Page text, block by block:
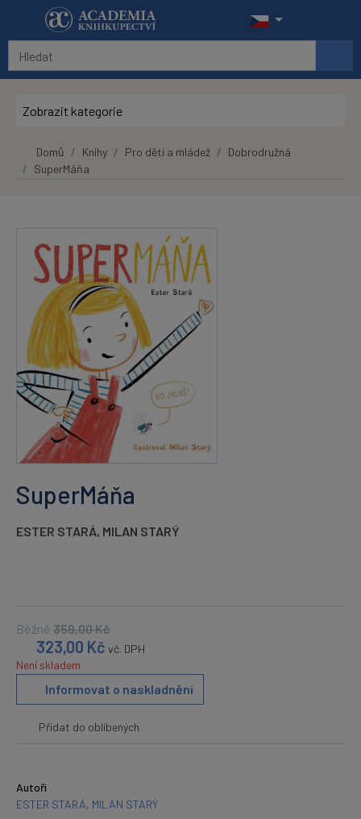
Přeskočit na hlavní obsah
Zobrazit kategorie
Domů Knihy Pro děti a mládež
Dobrodružná
SuperMáňa
SuperMáňa
ESTER STARÁ, MILAN STARÝ
Běžně 359,00Kč
323,00 Kč vč. DPH
Není skladem
Informovat o naskladnění
Přidat do oblíbených
Autoři
ESTER STARÁ, MILAN STARÝ